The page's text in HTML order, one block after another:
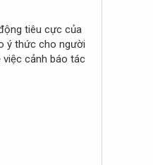
tiêu cực của
ý thức cho người
việc cảnh báo tác